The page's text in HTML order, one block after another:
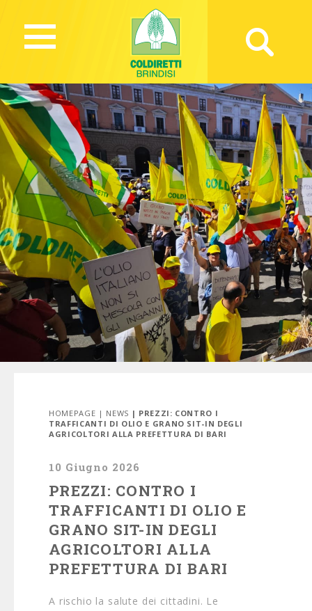
HOMEPAGE | NEWS | PREZZI: CONTRO I
TRAFFICANTI DI OLIO E GRANO SIT-IN DEGLI
AGRICOLTORI ALLA PREFETTURA DI BARI
10 Giugno 2026
PREZZI: CONTRO I
TRAFFICANTI DI OLIO E
GRANO SIT-IN DEGLI
AGRICOLTORI ALLA
PREFETTURA DI BARI
A rischio la salute dei cittadini. Le